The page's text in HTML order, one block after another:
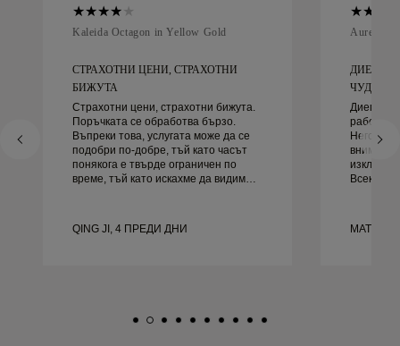
Kaleida Octagon in Yellow Gold
СТРАХОТНИ ЦЕНИ, СТРАХОТНИ
БИЖУТА
Страхотни цени, страхотни бижута.
Поръчката се обработва бързо.
Въпреки това, услугата може да се
подобри по-добре, тъй като часът
понякога е твърде ограничен по
време, тъй като искахме да видим
бижута. Жена ми е щастлива.
QING JI, 4 ПРЕДИ ДНИ
Aurelle in
ДИЕГО
ЧУДЕСЕН
Диего
работа
Всеки
го